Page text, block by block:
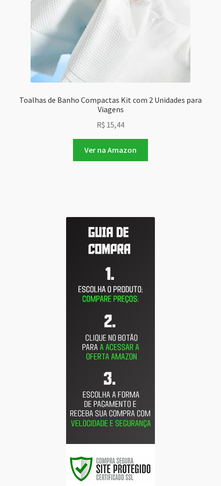
Toalhas de Banho Compactas Kit com 2 Unidades para
Viagens
R$ 15,44
Ver na Amazon